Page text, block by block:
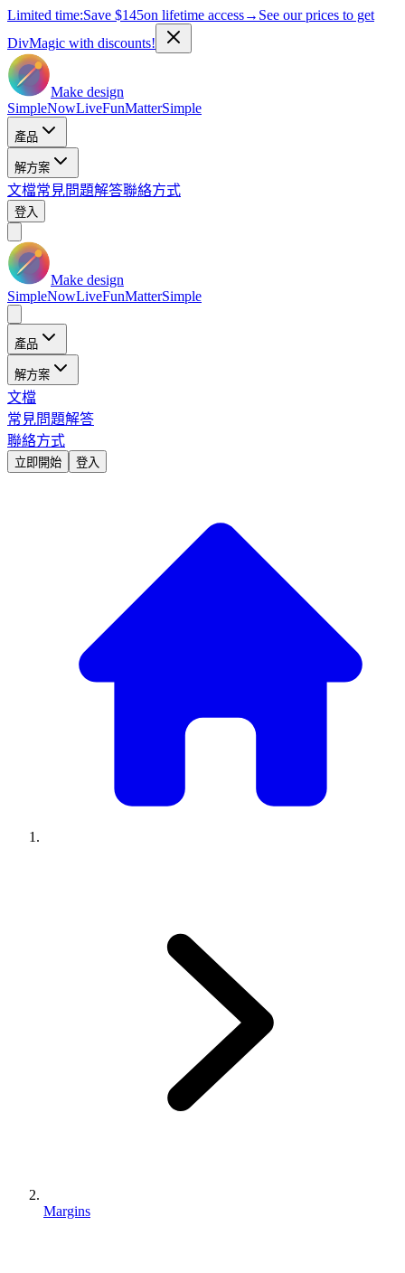
Limited time:Save $145on lifetime access→ See our prices to get
DivMagic with discounts!
Make design
SimpleNowLiveFunMatterSimple
產品
解方案
文檔常見問題解答聯絡方式
登入
Make design
SimpleNowLiveFunMatterSimple
產品
解方案
文檔
常見問題解答
聯絡方式
立即開始 登入
Margins